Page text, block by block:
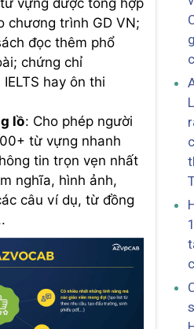
chương trình GD VN;
đọc thêm phổ
chứng chỉ
hay ôn thi
lồ: Cho phép người
từ vựng nhanh
tin trọn vẹn nhất
nghĩa, hình ảnh,
câu ví dụ, từ đồng